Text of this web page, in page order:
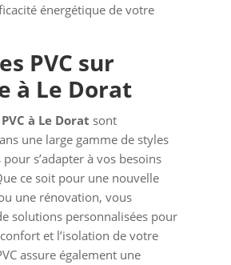
énergétique de votre
PVC sur
à Le Dorat
à Le Dorat sont
une large gamme de styles
s’adapter à vos besoins
ce soit pour une nouvelle
une rénovation, vous
solutions personnalisées pour
et l’isolation de votre
assure également une